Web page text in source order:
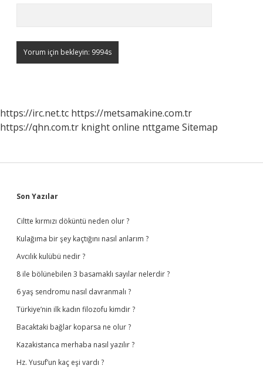
https://irc.net.tc https://metsamakine.com.tr
https://qhn.com.tr knight online nttgame Sitemap
Sidebar
Son Yazılar
Ciltte kırmızı döküntü neden olur ?
Kulağıma bir şey kaçtığını nasıl anlarım ?
Avcılık kulübü nedir ?
8 ile bölünebilen 3 basamaklı sayılar nelerdir ?
6 yaş sendromu nasıl davranmalı ?
Türkiye’nin ilk kadın filozofu kimdir ?
Bacaktaki bağlar koparsa ne olur ?
Kazakistanca merhaba nasıl yazılır ?
Hz. Yusuf’un kaç eşi vardı ?